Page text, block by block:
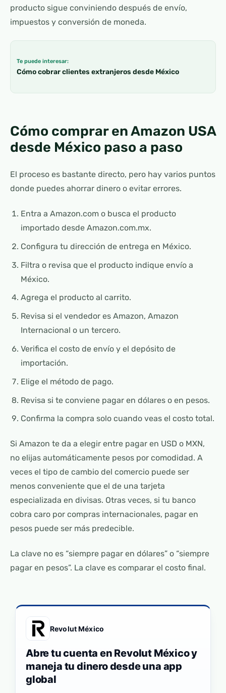
producto sigue conviniendo después de envío,
impuestos y conversión de moneda.
Te puede interesar:
Cómo cobrar clientes extranjeros desde México
Cómo comprar en Amazon USA
desde México paso a paso
El proceso es bastante directo, pero hay varios puntos
donde puedes ahorrar dinero o evitar errores.
Entra a Amazon.com o busca el producto
importado desde Amazon.com.mx.
Configura tu dirección de entrega en México.
Filtra o revisa que el producto indique envío a
México.
Agrega el producto al carrito.
Revisa si el vendedor es Amazon, Amazon
Internacional o un tercero.
Verifica el costo de envío y el depósito de
importación.
Elige el método de pago.
Revisa si te conviene pagar en dólares o en pesos.
Confirma la compra solo cuando veas el costo total.
Si Amazon te da a elegir entre pagar en USD o MXN,
no elijas automáticamente pesos por comodidad. A
veces el tipo de cambio del comercio puede ser
menos conveniente que el de una tarjeta
especializada en divisas. Otras veces, si tu banco
cobra caro por compras internacionales, pagar en
pesos puede ser más predecible.
La clave no es “siempre pagar en dólares” o “siempre
pagar en pesos”. La clave es comparar el costo final.
Revolut México
Abre tu cuenta en Revolut México y
maneja tu dinero desde una app
global